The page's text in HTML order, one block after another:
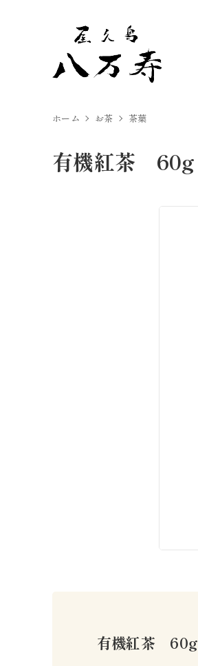
ホーム お茶 茶葉
有機紅茶 60g
有機紅茶 60g